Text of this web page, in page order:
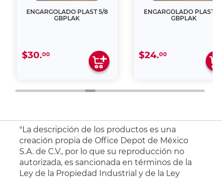
ENGARGOLADO PLAST 5/8
GBPLAK
$30.00
ENGARGOLADO PLAST 1/
GBPLAK
$24.00
"La descripción de los productos es una
creación propia de Office Depot de México
S.A. de C.V., por lo que su reproducción no
autorizada, es sancionada en términos de la
Ley de la Propiedad Industrial y de la Ley